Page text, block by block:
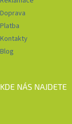
Doprava
Platba
Kontakty
Blog
KDE NÁS NAJDETE